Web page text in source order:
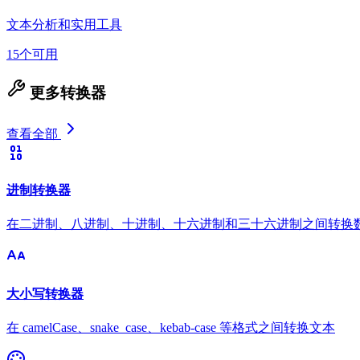
文本分析和实用工具
15个可用
更多转换器
查看全部
进制转换器
在二进制、八进制、十进制、十六进制和三十六进制之间转换
大小写转换器
在 camelCase、snake_case、kebab-case 等格式之间转换文本